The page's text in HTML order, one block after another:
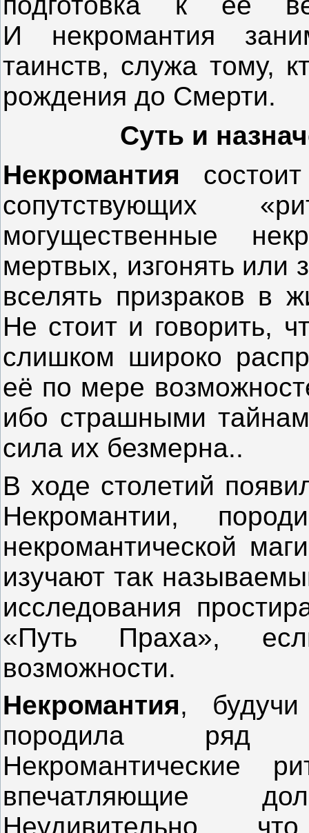
И некромантия
таинств, служа тому,
рождения до Смерти.
Суть и
Некромантия
сопутствующих
могущественные
мертвых, изгонять или
вселять призраков
Не стоит и говорить,
слишком широко
её по мере
ибо страшными
сила их безмерна..
В ходе столетий
Некромантии,
некромантической
изучают так
исследования
«Путь Праха»,
возможности.
Некромантия, будучи
породила ряд
Некромантические
впечатляющие
Неудивительно,